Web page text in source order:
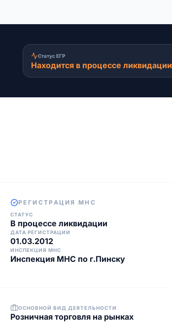
Статус ЕГР
Находится в процессе ликвидации
РЕГИСТРАЦИЯ МНС
СТАТУС
В процессе ликвидации
ДАТА РЕГИСТРАЦИИ
01.03.2012
ИНСПЕКЦИЯ МНС
Инспекция МНС по г.Пинску
ОСНОВНОЙ ВИД ДЕЯТЕЛЬНОСТИ
Розничная торговля на рынках